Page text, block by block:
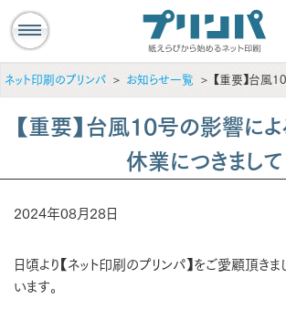
ネット印刷のプリンパ お知らせ一覧 【重要】台風
【重要】台風10号の影響に
休業につきまして
2024年08月28日
日頃より【ネット印刷のプリンパ】をご愛顧頂きま
います。